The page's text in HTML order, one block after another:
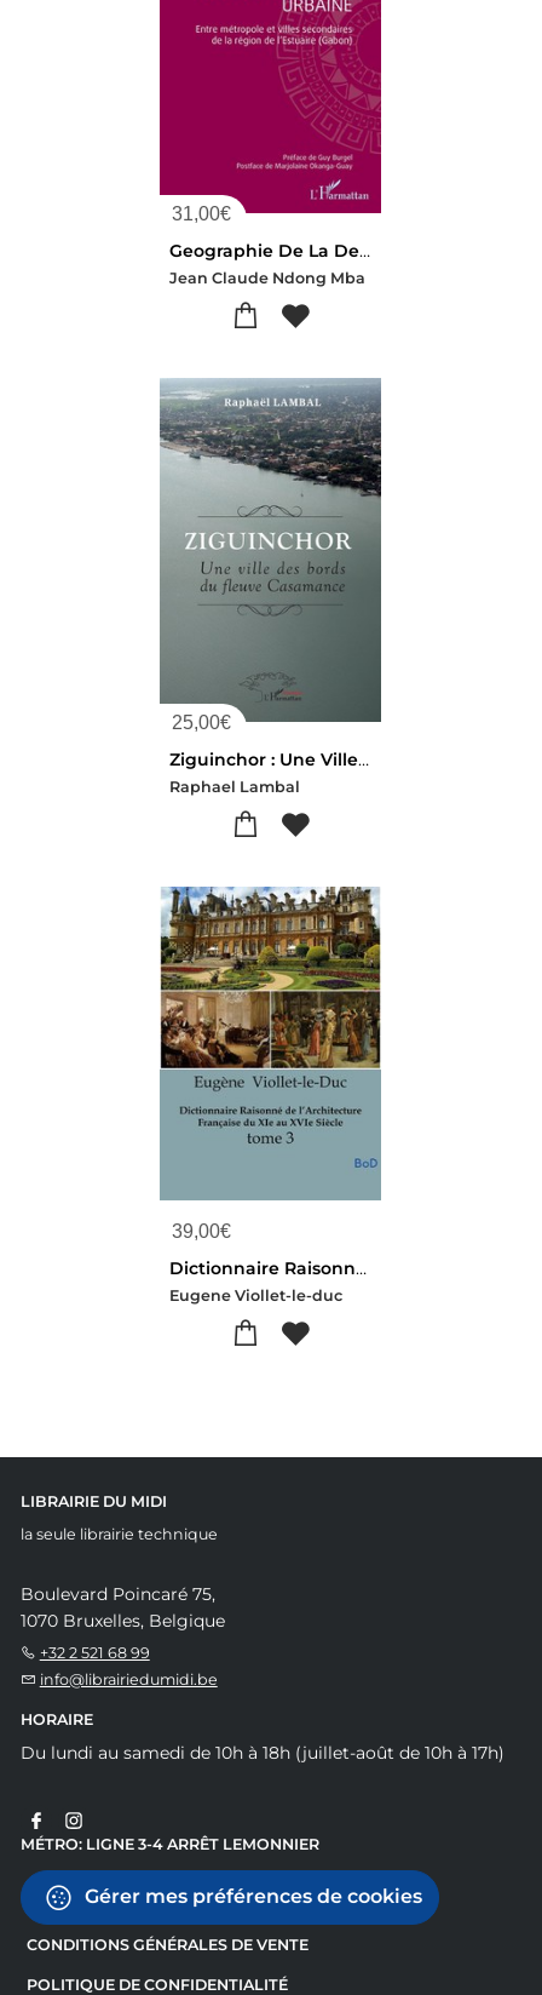
31,00€
Geographie De La Dependance Urbaine : Entre Metropole Et Villes Secondaires De La Region De L'estuaire (gabon)
Jean Claude Ndong Mba
25,00€
Ziguinchor : Une Ville Des Bords Du Fleuve Casamance
Raphael Lambal
39,00€
Dictionnaire Raisonne De L'architecture Francaise Du Xie Au Xvie Siecle : Tome 3
Eugene Viollet-le-duc
LIBRAIRIE DU MIDI
la seule librairie technique
Boulevard Poincaré 75,
1070 Bruxelles, Belgique
+32 2 521 68 99
info@librairiedumidi.be
HORAIRE
Du lundi au samedi de 10h à 18h (juillet-août de 10h à 17h)
MÉTRO: LIGNE 3-4 ARRÊT LEMONNIER
Gérer mes préférences de cookies
CONDITIONS GÉNÉRALES DE VENTE
POLITIQUE DE CONFIDENTIALITÉ